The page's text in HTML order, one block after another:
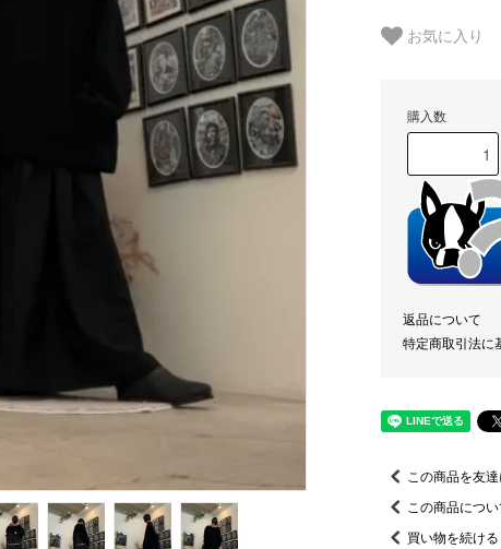
お気に入り
購入数
返品について
特定商取引法に
この商品を友
この商品につ
買い物を続ける